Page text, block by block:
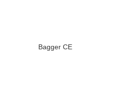
Bagger CE